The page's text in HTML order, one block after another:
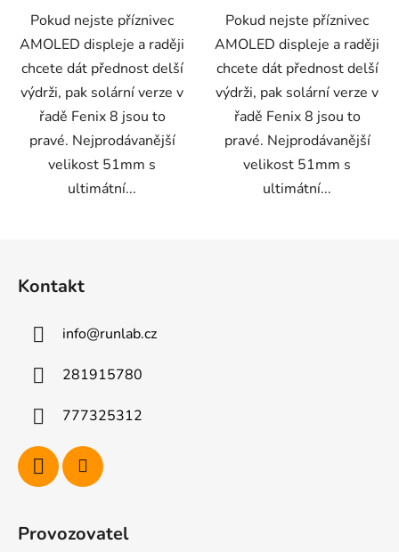
Pokud nejste příznivec
AMOLED displeje a raději
chcete dát přednost delší
výdrži, pak solární verze v
řadě Fenix 8 jsou to
pravé. Nejprodávanější
velikost 51mm s
ultimátní...
Pokud nejste příznivec
AMOLED displeje a raději
chcete dát přednost delší
výdrži, pak solární verze v
řadě Fenix 8 jsou to
pravé. Nejprodávanější
velikost 51mm s
ultimátní...
Kontakt
info@runlab.cz
281915780
777325312
Provozovatel